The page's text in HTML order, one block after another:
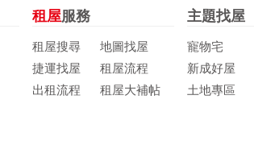
租屋服務
租屋搜尋
地圖找屋
捷運找屋
租屋流程
出租流程
租屋大補帖
主題找屋
寵物宅
新成好屋
土地專區